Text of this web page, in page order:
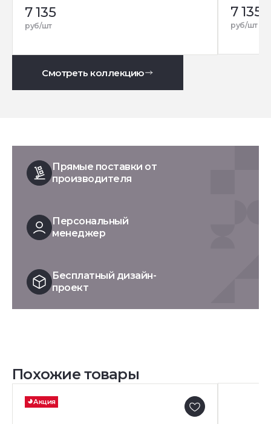
7 135
руб/шт
7 135
руб/шт
Смотреть коллекцию
Прямые поставки от
производителя
Персональный
менеджер
Бесплатный дизайн-
проект
Похожие товары
Акция